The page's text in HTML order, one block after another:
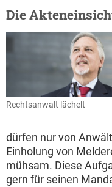
Die
Rechtsanwalt lächelt
dürfen nur von
Einholung von
mühsam. Diese
gern für seinen